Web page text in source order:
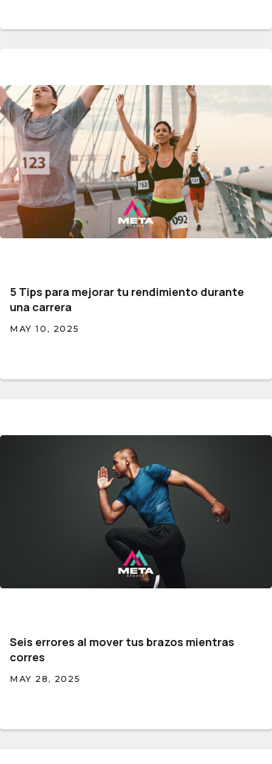
5 Tips para mejorar tu rendimiento durante
una carrera
MAY 10, 2025
Seis errores al mover tus brazos mientras
corres
MAY 28, 2025